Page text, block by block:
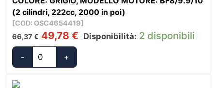
Navigazione
e
Riposo
quantità
(2 cilindri, 222cc, 2000 in poi)
[COD: OSC4654419]
66,37€ Il
prezzo
originale
era:
49,78 € Disponibilità: 2 disponibili
-
Oceansouth
+